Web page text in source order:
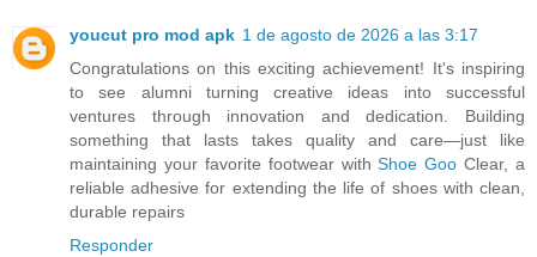
youcut pro mod apk 1 de agosto de 2026 a las 3:17
Congratulations on this exciting achievement! It's inspiring
to see alumni turning creative ideas into successful
ventures through innovation and dedication. Building
something that lasts takes quality and care—just like
maintaining your favorite footwear withShoe Goo Clear, a
reliable adhesive for extending the life of shoes with clean,
durable repairs
Responder